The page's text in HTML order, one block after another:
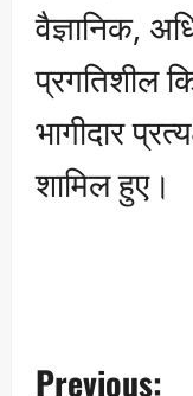
वैज्ञानिक,
प्रगतिशील
भागीदार
शामिल हुए।
Previous: